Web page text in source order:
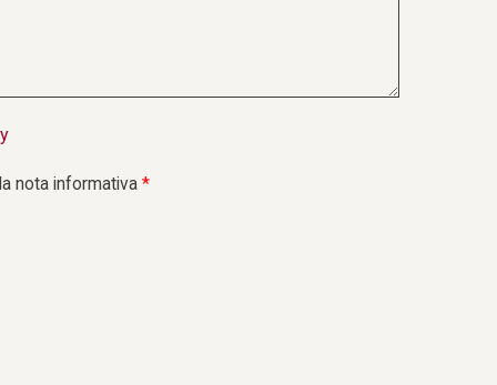
nota informativa *